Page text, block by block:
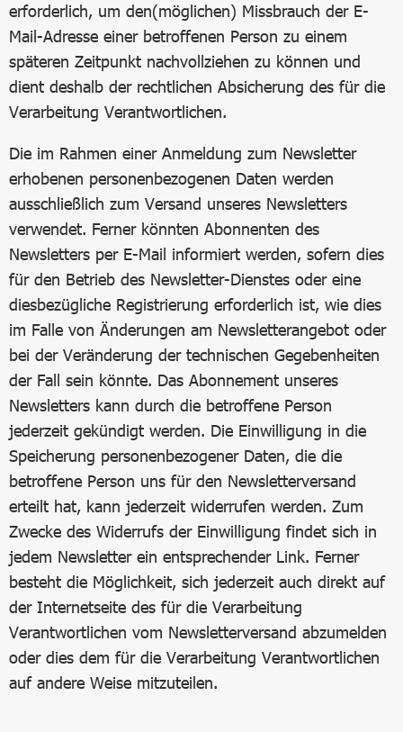
erforderlich, um den(möglichen) Missbrauch der E-
Mail-Adresse einer betroffenen Person zu einem
späteren Zeitpunkt nachvollziehen zu können und
dient deshalb der rechtlichen Absicherung des für die
Verarbeitung Verantwortlichen.
Die im Rahmen einer Anmeldung zum Newsletter
erhobenen personenbezogenen Daten werden
ausschließlich zum Versand unseres Newsletters
verwendet. Ferner könnten Abonnenten des
Newsletters per E-Mail informiert werden, sofern dies
für den Betrieb des Newsletter-Dienstes oder eine
diesbezügliche Registrierung erforderlich ist, wie dies
im Falle von Änderungen am Newsletterangebot oder
bei der Veränderung der technischen Gegebenheiten
der Fall sein könnte. Das Abonnement unseres
Newsletters kann durch die betroffene Person
jederzeit gekündigt werden. Die Einwilligung in die
Speicherung personenbezogener Daten, die die
betroffene Person uns für den Newsletterversand
erteilt hat, kann jederzeit widerrufen werden. Zum
Zwecke des Widerrufs der Einwilligung findet sich in
jedem Newsletter ein entsprechender Link. Ferner
besteht die Möglichkeit, sich jederzeit auch direkt auf
der Internetseite des für die Verarbeitung
Verantwortlichen vom Newsletterversand abzumelden
oder dies dem für die Verarbeitung Verantwortlichen
auf andere Weise mitzuteilen.